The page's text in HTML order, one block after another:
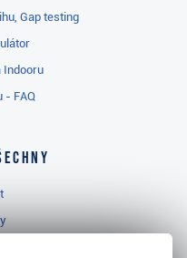
Gap testing
Indooru
- FAQ